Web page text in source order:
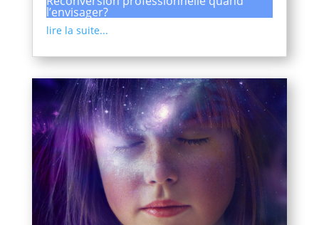
l’envisager?
lire la suite...